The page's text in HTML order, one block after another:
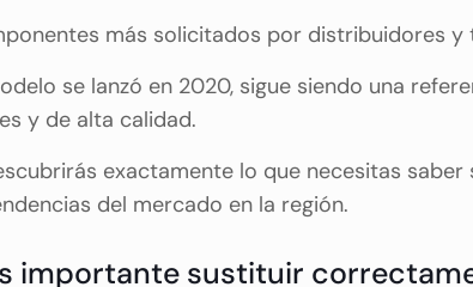
más solicitados por distribuidores y
se lanzó en 2020, sigue siendo una
y de alta calidad.
exactamente lo que necesitas
del mercado en la región.
importante sustituir